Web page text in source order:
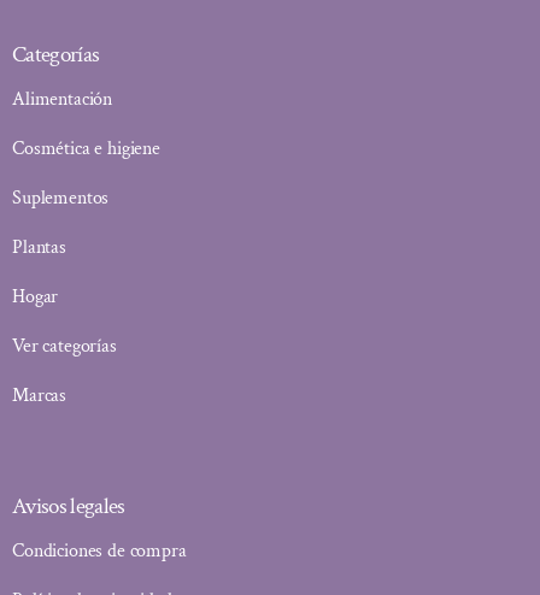
Categorías
Alimentación
Cosmética e higiene
Suplementos
Plantas
Hogar
Ver categorías
Marcas
Avisos legales
Condiciones de compra